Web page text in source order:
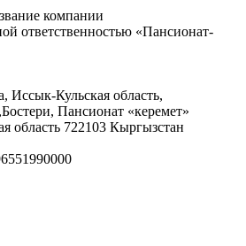
компании
ответственностью «Пансионат-
Иссык-Кульская область,
Пансионат «керемет»
область 722103 Кыргызстан